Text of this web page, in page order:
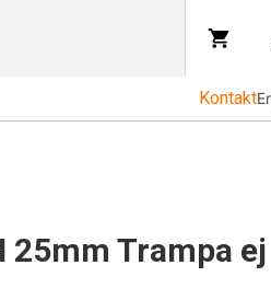
Kontakt
25mm Trampa ej